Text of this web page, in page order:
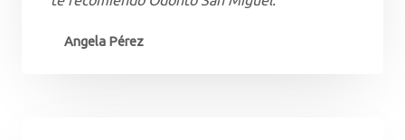
Angela Pérez